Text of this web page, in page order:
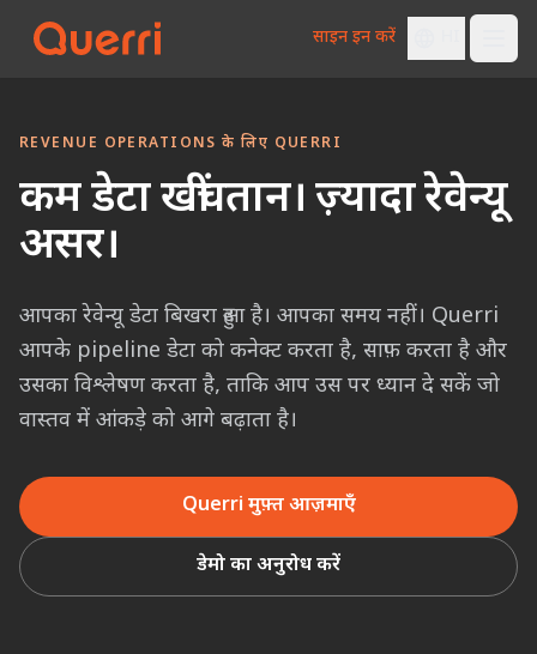
साइन इन करें
REVENUE OPERATIONS के लिए QUERRI
कम डेटा खींचतान। ज़्यादा रेवेन्यू
असर।
आपका रेवेन्यू डेटा बिखरा हुआ है। आपका समय नहीं। Querri
आपके pipeline डेटा को कनेक्ट करता है, साफ़ करता है और
उसका विश्लेषण करता है, ताकि आप उस पर ध्यान दे सकें जो
वास्तव में आंकड़े को आगे बढ़ाता है।
Querri मुफ़्त आज़माएँ
डेमो का अनुरोध करें